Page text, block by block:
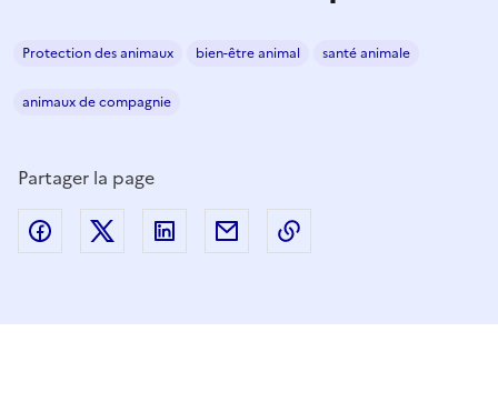
Protection des animaux bien-être animal santé animale
animaux de compagnie
Partager la page
Partager sur Facebook
Partager sur Twitter
Partager sur LinkedIn
Partager par email